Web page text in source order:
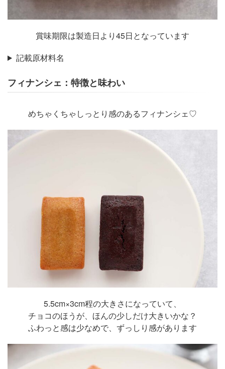
賞味期限は製造日より45日となっています
記載原材料名
フィナンシェ：特徴と味わい
めちゃくちゃしっとり感のあるフィナンシェ♡
5.5cm×3cm程の大きさになっていて、
チョコのほうが、ほんの少しだけ大きいかな？
ふわっと感は少なめで、ずっしり感があります